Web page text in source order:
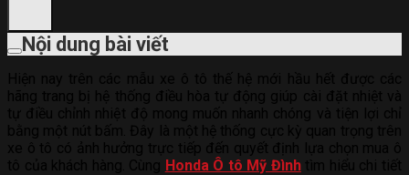
Nội dung bài viết
Honda Ô tô Mỹ Đìnhtìm hiểu chi tiết